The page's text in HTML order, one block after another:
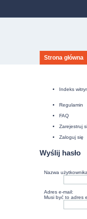
Strona główna
Indeks
Regulamin
FAQ
Zarejestruj
Zaloguj się
Wyślij hasło
Nazwa
Adres e-mail:
Musi być to adres